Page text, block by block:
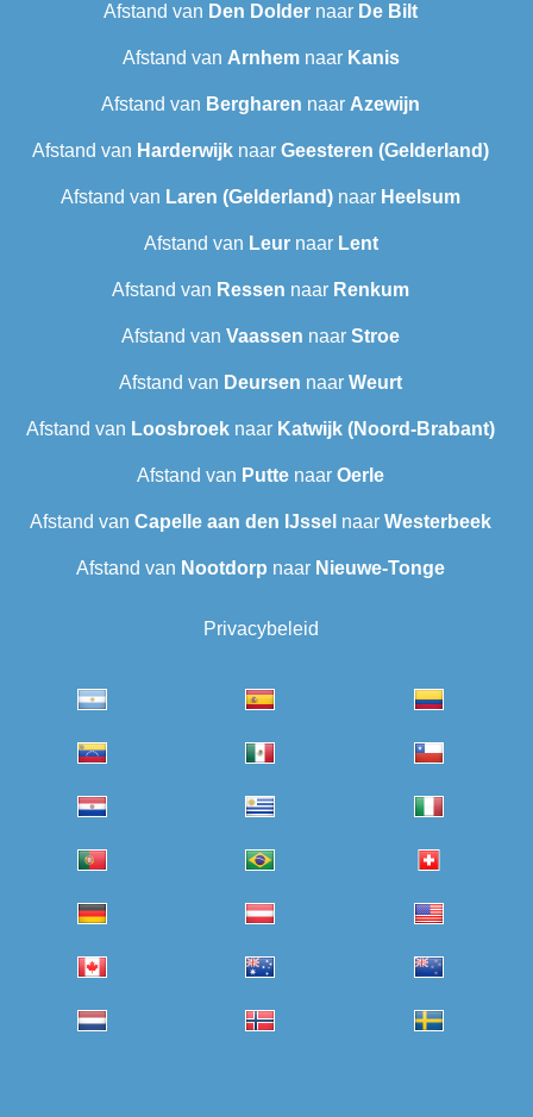
Afstand van Den Dolder naar De Bilt
Afstand van Arnhemnaar Kanis
Afstand van Bergharen naar Azewijn
Afstand van Harderwijk naar Geesteren (Gelderland)
Afstand van Laren (Gelderland) naar Heelsum
Afstand van Leurnaar Lent
Afstand van Ressen naar Renkum
Afstand van Vaassen naar Stroe
Afstand van Deursen naar Weurt
Afstand van Loosbroek naar Katwijk (Noord-Brabant)
Afstand van Putte naar Oerle
Afstand van Capelle aan den IJssel naar Westerbeek
Afstand van Nootdorp naar Nieuwe-Tonge
Privacybeleid